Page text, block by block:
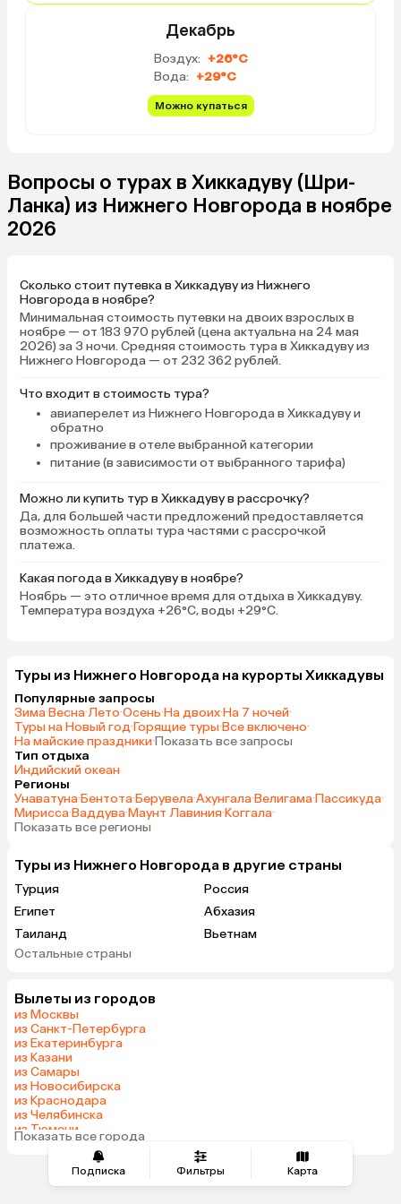
Подписка Фильтры Карта
туке (цена около 500
сторону). Мы ездили
басе, остановка прям
Декабрь
Воздух: +26°C
Вода: +29°C
Можно купаться
Вопросы о турах в Хиккадуву (Шри-
Ланка) из Нижнего Новгорода в ноябре
2026
Сколько стоит путевка в Хиккадуву из Нижнего
Новгорода в ноябре?
Минимальная стоимость путевки на двоих взрослых в
ноябре — от 183 970 рублей (цена актуальна на 24 мая
2026) за 3 ночи. Средняя стоимость тура в Хиккадуву из
Нижнего Новгорода — от 232 362 рублей.
Что входит в стоимость тура?
авиаперелет из Нижнего Новгорода в Хиккадуву и
обратно
проживание в отеле выбранной категории
питание (в зависимости от выбранного тарифа)
Можно ли купить тур в Хиккадуву в рассрочку?
Да, для большей части предложений предоставляется
возможность оплаты тура частями с рассрочкой
платежа.
Какая погода в Хиккадуву в ноябре?
Ноябрь — это отличное время для отдыха в Хиккадуву.
Температура воздуха +26°C, воды +29°C.
Туры из Нижнего Новгорода на курорты Хиккадувы
Популярные запросы
Зима·Весна·Лето·Осень·На двоих·На 7 ночей·
Туры на Новый год·Горящие туры·Все включено·
На майские праздники·Показать все запросы
Тип отдыха
Индийский океан
Регионы
Унаватуна·Бентота·Берувела·Ахунгала·Велигама·Пассикуда·
Мирисса·Ваддува·Маунт Лавиния·Коггала·
Показать все регионы
Туры из Нижнего Новгорода в другие страны
Турция
Россия
Египет
Абхазия
Таиланд
Вьетнам
ОАЭ
Армения
Казахстан
Узбекистан
Катар
Гонконг
Таджикистан
Остальные страны
Вылеты из городов
из Москвы
из Санкт-Петербурга
из Екатеринбурга
из Казани
из Самары
из Новосибирска
из Краснодара
из Челябинска
из Тюмени
из Минеральных Вод
Показать все города